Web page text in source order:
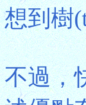
想到樹
不過，